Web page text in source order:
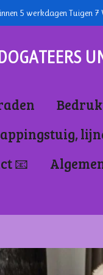
5 werkdagen Tuigen 7
📧